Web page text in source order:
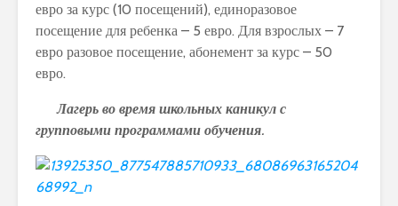
евро за курс (10 посещений), единоразовое
посещение для ребенка – 5 евро. Для взрослых – 7
евро разовое посещение, абонемент за курс – 50
евро.
Лагерь во время школьных каникул с
групповыми программами обучения.